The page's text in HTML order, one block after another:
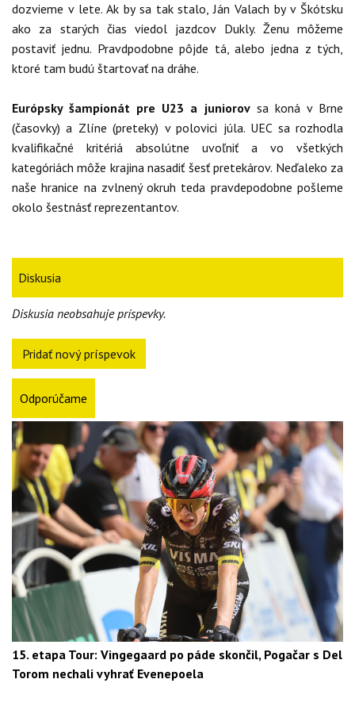
dozvieme v lete. Ak by sa tak stalo, Ján Valach by v Škótsku
ako za starých čias viedol jazdcov Dukly. Ženu môžeme
postaviť jednu. Pravdpodobne pôjde tá, alebo jedna z tých,
ktoré tam budú štartovať na dráhe.
Európsky šampionát pre U23 a juniorovsa koná v Brne
(časovky) a Zlíne (preteky) v polovici júla. UEC sa rozhodla
kvalifikačné kritériá absolútne uvoľniť a vo všetkých
kategóriách môže krajina nasadiť šesť pretekárov. Neďaleko za
naše hranice na zvlnený okruh teda pravdepodobne pošleme
okolo šestnásť reprezentantov.
Diskusia
Diskusia neobsahuje príspevky.
Pridať nový príspevok
Odporúčame
15. etapa Tour: Vingegaard po páde skončil, Pogačar s Del
Torom nechali vyhrať Evenepoela